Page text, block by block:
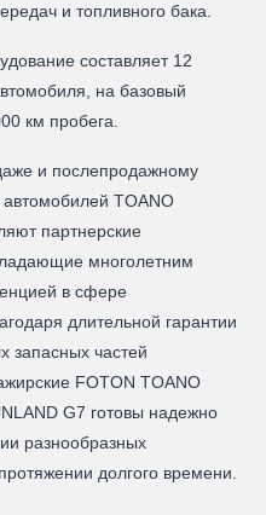
и топливного бака.
составляет 12
на базовый
км пробега.
и послепродажному
TOANO
партнерские
многолетним
в сфере
длительной гарантии
запасных частей
FOTON TOANO
G7 готовы надежно
разнообразных
долгого времени.